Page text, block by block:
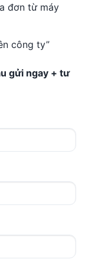
đơn từ máy
công ty”
gửi ngay + tư